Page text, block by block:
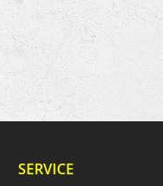
SERVICE